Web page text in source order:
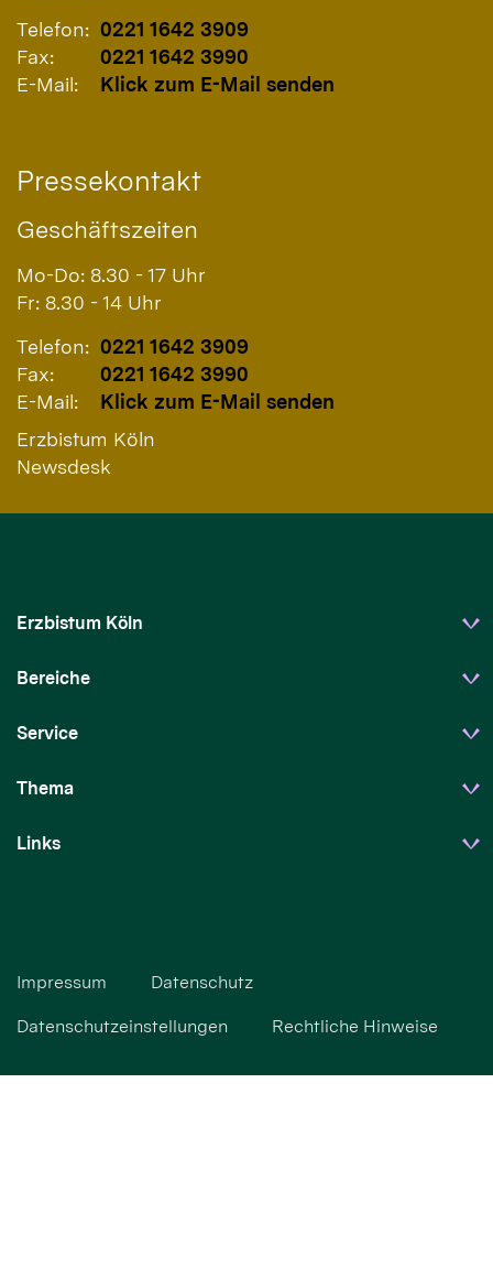
Telefon: 0221 1642 3909
Fax:
0221 1642 3990
E-Mail:
Klick zum E-Mail senden
Pressekontakt
Geschäftszeiten
Mo-Do: 8.30 - 17 Uhr
Fr: 8.30 - 14 Uhr
Telefon: 0221 1642 3909
Fax:
0221 1642 3990
E-Mail:
Klick zum E-Mail senden
Erzbistum Köln
Newsdesk
Erzbistum Köln
Bereiche
Service
Thema
Links
Impressum Datenschutz
Datenschutzeinstellungen Rechtliche Hinweise